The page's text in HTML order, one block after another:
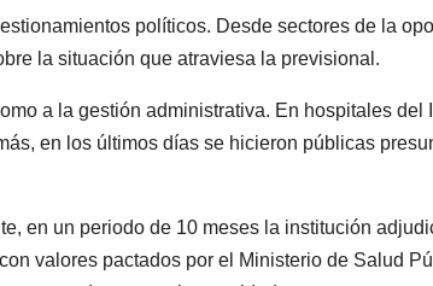
políticos. Desde sectores de la
la situación que atraviesa la previsional.
a la gestión administrativa. En hospitales del
en los últimos días se hicieron públicas
en un periodo de 10 meses la institución
valores pactados por el Ministerio de Salud